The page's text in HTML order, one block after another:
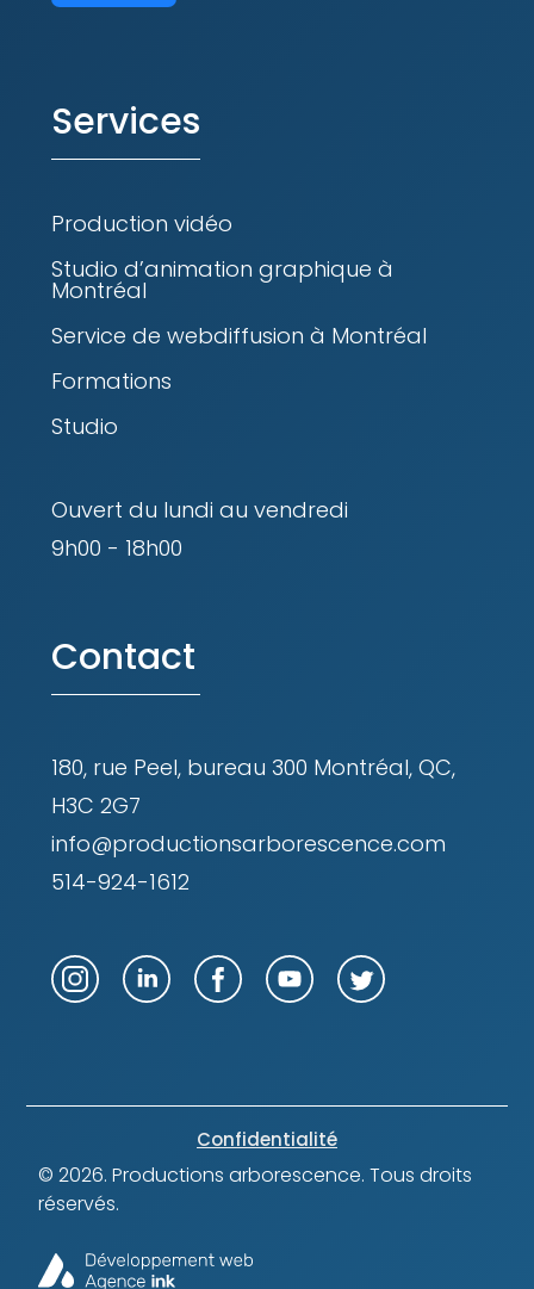
Services
Production vidéo
Studio d’animation graphique à
Montréal
Service de webdiffusion à Montréal
Formations
Studio
Ouvert du lundi au vendredi
9h00 - 18h00
Contact
180, rue Peel, bureau 300 Montréal, QC,
H3C 2G7
info@productionsarborescence.com
514-924-1612
Confidentialité
© 2026.Productions arborescence. Tous droits
réservés.